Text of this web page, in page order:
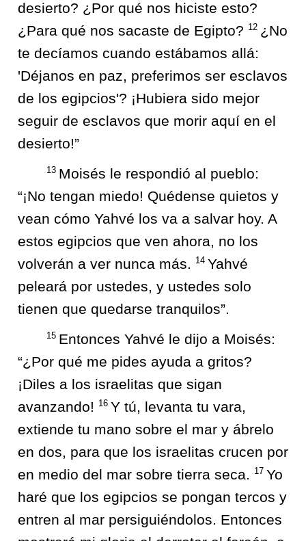
desierto? ¿Por qué nos hiciste esto?
¿Para qué nos sacaste de Egipto? 12 ¿No
te decíamos cuando estábamos allá:
'Déjanos en paz, preferimos ser esclavos
de los egipcios'? ¡Hubiera sido mejor
seguir de esclavos que morir aquí en el
desierto!”
13 Moisés le respondió al pueblo:
“¡No tengan miedo! Quédense quietos y
vean cómo Yahvé los va a salvar hoy. A
estos egipcios que ven ahora, no los
volverán a ver nunca más.
14 Yahvé
peleará por ustedes, y ustedes solo
tienen que quedarse tranquilos”.
15 Entonces Yahvé le dijo a Moisés:
“¿Por qué me pides ayuda a gritos?
¡Diles a los israelitas que sigan
avanzando!
16 Y tú, levanta tu vara,
extiende tu mano sobre el mar y ábrelo
en dos, para que los israelitas crucen por
en medio del mar sobre tierra seca.
17 Yo
haré que los egipcios se pongan tercos y
entren al mar persiguiéndolos. Entonces